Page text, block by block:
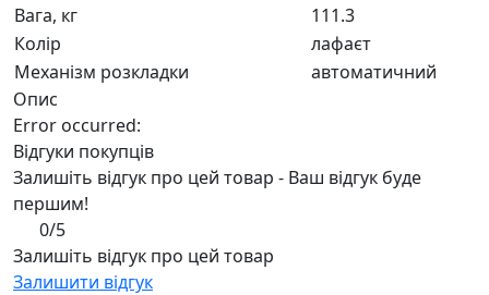
Вага, кг
111.3
Колір
лафаєт
Механізм розкладки
автоматичний
Опис
Error occurred:
Відгуки покупців
Залишіть відгук про цей товар - Ваш відгук буде
першим!
0/5
Залишіть відгук про цей товар
Залишити відгук